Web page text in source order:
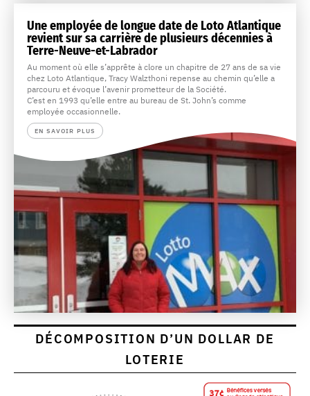
Une employée de longue date de Loto Atlantique
revient sur sa carrière de plusieurs décennies à
Terre-Neuve-et-Labrador
Au moment où elle s’apprête à clore un chapitre de 27 ans de sa vie
chez Loto Atlantique, Tracy Walzthoni repense au chemin qu’elle a
parcouru et évoque l’avenir prometteur de la Société.
C’est en 1993 qu’elle entre au bureau de St. John’s comme
employée occasionnelle.
EN SAVOIR PLUS
DÉCOMPOSITION D’UN DOLLAR DE
LOTERIE